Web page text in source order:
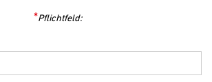
*Pflichtfeld: